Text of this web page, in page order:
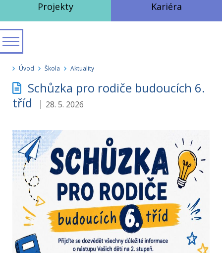
Projekty Kariéra
Úvod Škola Aktuality
Schůzka pro rodiče budoucích 6.
tříd
28. 5. 2026